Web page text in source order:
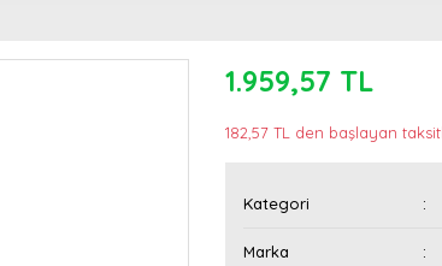
1.959,57 TL
182,57 TL den başlayan
Kategori
Marka